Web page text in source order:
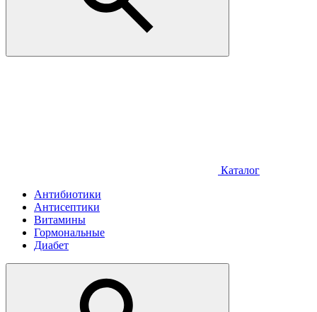
Каталог
Антибиотики
Антисептики
Витамины
Гормональные
Диабет